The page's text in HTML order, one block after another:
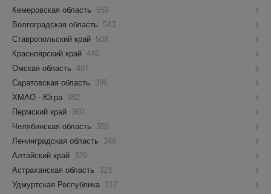
Кемеровская область
559
Волгоградская область
543
Ставропольский край 508
Красноярский край 446
Омская область 407
Саратовская область
396
ХМАО - Югра 382
Пермский край 360
Челябинская область
359
Ленинградская область
348
Алтайский край 329
Астраханская область
323
Удмуртская Республика 312